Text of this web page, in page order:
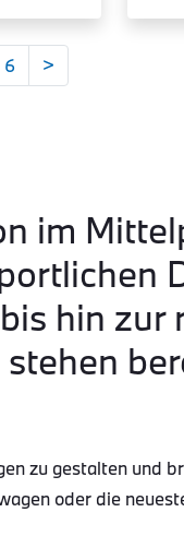
6 >
im
hin zur
zu gestalten und
oder die